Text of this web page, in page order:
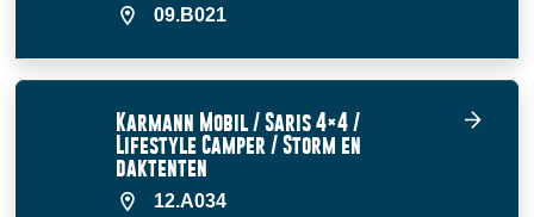
09.B021
Karmann Mobil / Saris 4×4 /
Lifestyle Camper / Storm en
daktenten
12.A034